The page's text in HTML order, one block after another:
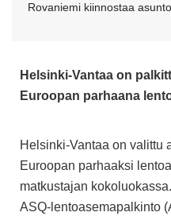
Rovaniemi kiinnostaa
Helsinki-Vantaa on
Euroopan parhaana
Helsinki-Vantaa on valittu
Euroopan parhaaksi
matkustajan kokoluokassa.
ASQ-lentoasemapalkinto